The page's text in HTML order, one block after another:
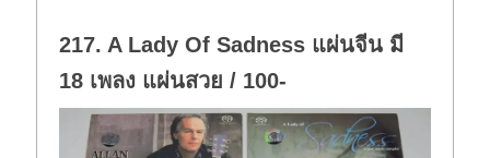
217. A Lady Of Sadness แผ่นจีน มี
18 เพลง แผ่นสวย / 100-